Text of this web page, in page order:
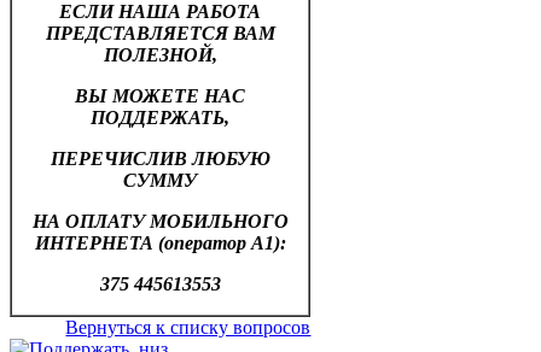
ЕСЛИ НАША РАБОТА
ПРЕДСТАВЛЯЕТСЯ ВАМ
ПОЛЕЗНОЙ,
ВЫ МОЖЕТЕ НАС
ПОДДЕРЖАТЬ,
ПЕРЕЧИСЛИВ ЛЮБУЮ
СУММУ
НА ОПЛАТУ МОБИЛЬНОГО
ИНТЕРНЕТА (оператор А1):
375 445613553
Вернуться к списку вопросов